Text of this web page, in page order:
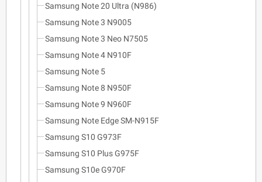
Samsung Note 20 Ultra (N986)
Samsung Note 3 N9005
Samsung Note 3 Neo N7505
Samsung Note 4 N910F
Samsung Note 5
Samsung Note 8 N950F
Samsung Note 9 N960F
Samsung Note Edge SM-N915F
Samsung S10 G973F
Samsung S10 Plus G975F
Samsung S10e G970F